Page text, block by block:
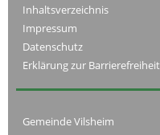
Inhaltsverzeichnis
Impressum
Datenschutz
Erklärung zur Barrierefreiheit
Gemeinde Vilsheim